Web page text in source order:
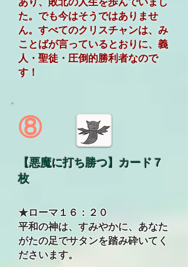
た。でも今はそうではありませ
ん。すべてのクリスチャンは、み
ことばが言っているとおりに、義
人・聖徒・圧倒的勝利者なので
す！
⑧
【悪魔に打ち勝つ】カード７
枚
★ローマ１６：２０
平和の神は、すみやかに、あなた
がたの足でサタンを踏み砕いてく
ださいます。